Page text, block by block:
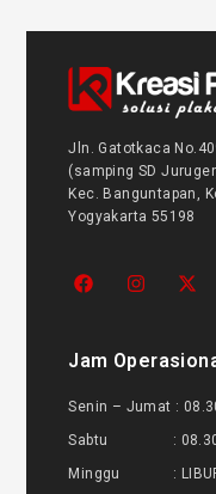
Jln. Gatotkaca
(samping SD
Kec. Banguntapan,
Yogyakarta 55198
Jam
Senin – Jumat :
Sabtu : 08.30
Minggu :